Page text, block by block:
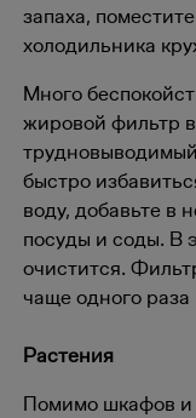
запаха,
холодильника
Много
жировой фильтр
быстро
воду, добавьте в
посуды и соды. В
очистится.
чаще одного раза
Растения
Помимо шкафов и